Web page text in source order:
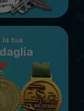
la tua